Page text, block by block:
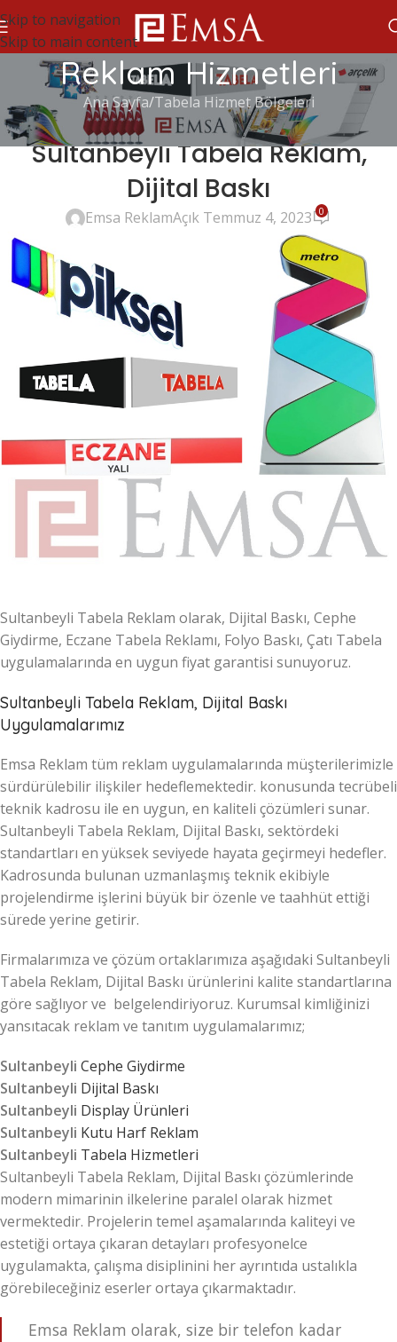
Skip to navigation
Skip to main content
Reklam Hizmetleri
Ana Sayfa Tabela Hizmet Bölgeleri
TABELA HIZMET BÖLGELERI
Sultanbeyli Tabela Reklam,
Dijital Baskı
Emsa ReklamAçık Temmuz 4, 2023 0
Sultanbeyli Tabela Reklam olarak, Dijital Baskı, Cephe
Giydirme, Eczane Tabela Reklamı, Folyo Baskı, Çatı Tabela
uygulamalarında en uygun fiyat garantisi sunuyoruz.
Sultanbeyli Tabela Reklam, Dijital Baskı
Uygulamalarımız
Emsa Reklam tüm reklam uygulamalarında müşterilerimizle
sürdürülebilir ilişkiler hedeflemektedir. konusunda tecrübeli
teknik kadrosu ile en uygun, en kaliteli çözümleri sunar.
Sultanbeyli Tabela Reklam, Dijital Baskı, sektördeki
standartları en yüksek seviyede hayata geçirmeyi hedefler.
Kadrosunda bulunan uzmanlaşmış teknik ekibiyle
projelendirme işlerini büyük bir özenle ve taahhüt ettiği
sürede yerine getirir.
Firmalarımıza ve çözüm ortaklarımıza aşağıdaki Sultanbeyli
Tabela Reklam, Dijital Baskı ürünlerini kalite standartlarına
göre sağlıyor ve belgelendiriyoruz. Kurumsal kimliğinizi
yansıtacak reklam ve tanıtım uygulamalarımız;
Sultanbeyli Cephe Giydirme
Sultanbeyli Dijital Baskı
Sultanbeyli Display Ürünleri
Sultanbeyli Kutu Harf Reklam
Sultanbeyli Tabela Hizmetleri
Sultanbeyli Tabela Reklam, Dijital Baskı çözümlerinde
modern mimarinin ilkelerine paralel olarak hizmet
vermektedir. Projelerin temel aşamalarında kaliteyi ve
estetiği ortaya çıkaran detayları profesyonelce
uygulamakta, çalışma disiplinini her ayrıntıda ustalıkla
görebileceğiniz eserler ortaya çıkarmaktadır.
Emsa Reklam olarak, size bir telefon kadar